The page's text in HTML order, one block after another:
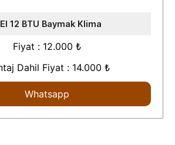
12 BTU Baymak Klima
Fiyat : 12.000 ₺
Dahil Fiyat : 14.000 ₺
Whatsapp